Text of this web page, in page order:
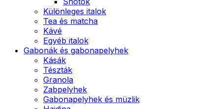
Különleges italok
Tea és matcha
Kávé
Egyéb italok
Gabonák és gabonapelyhek
Kásák
Tészták
Granola
Zabpelyhek
Gabonapelyhek és müzlik